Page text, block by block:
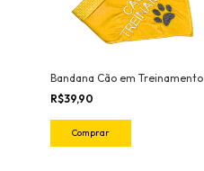
Bandana Cão em Treinamento
R$39,90
Comprar